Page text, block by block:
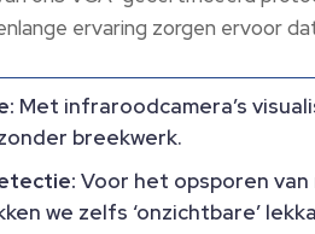
ervaring zorgen ervoor
Met infraroodcamera’s
breekwerk.
Voor het opsporen
we zelfs ‘onzichtbare’